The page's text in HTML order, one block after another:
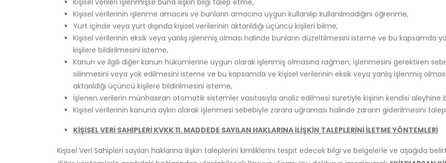
Kişisel verileri işlenmişse buna ilişkin bilgi talep etme,
Kişisel verilerinin işlenme amacını ve bunların amacına uygun kullanılıp kullanılmadığını öğrenme,
Yurt içinde veya yurt dışında kişisel verilerinin aktarıldığı üçüncü kişileri bilme,
Kişisel verilerinin eksik veya yanlış işlenmiş olması halinde bunların düzeltilmesini isteme ve bu kapsamda
kişilere bildirilmesini isteme,
Kanun ve ilgili diğer kanun hükümlerine uygun olarak işlenmiş olmasına rağmen, işlenmesini gerektiren
silinmesini veya yok edilmesini isteme ve bu kapsamda ve kişisel verilerinin eksik veya yanlış işlenmiş
aktarıldığı üçüncü kişilere bildirilmesini isteme,
İşlenen verilerin münhasıran otomatik sistemler vasıtasıyla analiz edilmesi suretiyle kişinin kendisi
Kişisel verilerinin kanuna aykırı olarak işlenmesi sebebiyle zarara uğraması halinde zararın giderilmesini
KİŞİSEL VERİ SAHİPLERİ KVKK 11. MADDEDE SAYILAN HAKLARINA İLİŞKİN TALEPLERİNİ İLETME YÖNTEMLERİ
Kişisel Veri Sahipleri sayılan haklarına ilişkin taleplerini kimliklerini tespit edecek bilgi ve belgelerle ve aşağıda